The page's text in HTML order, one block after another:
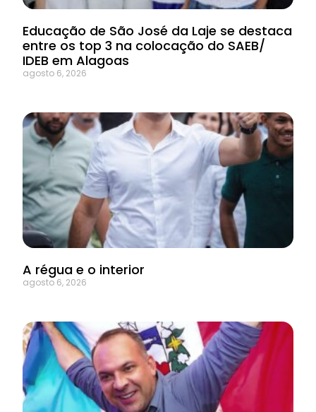
Educação de São José da Laje se destaca
entre os top 3 na colocação do SAEB/
IDEB em Alagoas
agosto 6, 2026
A régua e o interior
agosto 6, 2026